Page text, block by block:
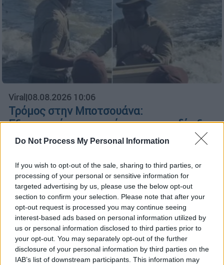
Do Not Process My Personal Information
If you wish to opt-out of the sale, sharing to third parties, or
processing of your personal or sensitive information for
targeted advertising by us, please use the below opt-out
section to confirm your selection. Please note that after your
opt-out request is processed you may continue seeing
interest-based ads based on personal information utilized by
us or personal information disclosed to third parties prior to
your opt-out. You may separately opt-out of the further
disclosure of your personal information by third parties on the
IAB’s list of downstream participants. This information may
Viral |08.08.2026 10:06
Τρόμος στην Μποτσουάνα:
Εξαγριωμένος ιπποπόταμος καταδίωξε
τουρίστες - «Ήταν τρομακτικό»
ζωή μου» δήλωσε τουρίστρια